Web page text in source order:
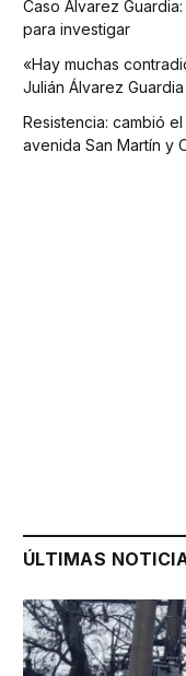
Caso Álvarez
para investigar
«Hay muchas
Julián Álvarez Guardia
Resistencia: cambió
avenida San Martín y
ÚLTIMAS